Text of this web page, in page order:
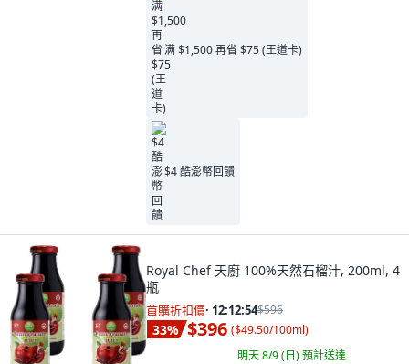
满 $1,500 再省 $75 (王道卡)
$4 酷澎幣回饋
Royal Chef 天廚 100%天然石榴汁, 200ml, 4
瓶
首購折扣價· 12:12:53$596
33% $396 ($49.50/100ml)
明天 8/9 (日)預計送達